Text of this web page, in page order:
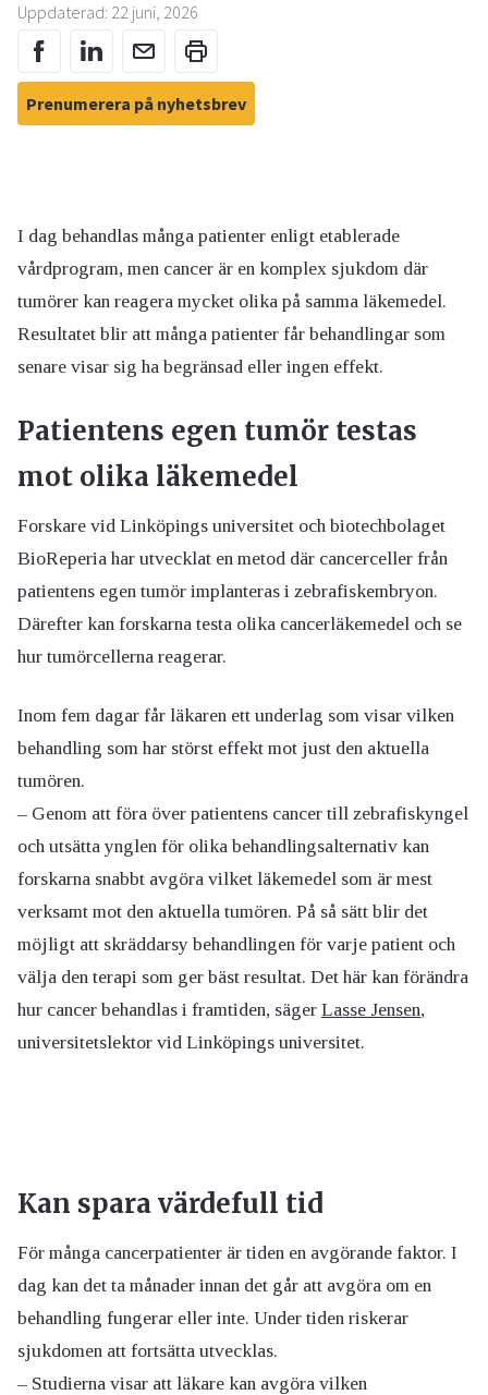
Uppdaterad: 22 juni, 2026
Prenumerera på nyhetsbrev
I dag behandlas många patienter enligt etablerade
vårdprogram, men cancer är en komplex sjukdom där
tumörer kan reagera mycket olika på samma läkemedel.
Resultatet blir att många patienter får behandlingar som
senare visar sig ha begränsad eller ingen effekt.
Patientens egen tumör testas
mot olika läkemedel
Forskare vid Linköpings universitet och biotechbolaget
BioReperia har utvecklat en metod där cancerceller från
patientens egen tumör implanteras i zebrafiskembryon.
Därefter kan forskarna testa olika cancerläkemedel och se
hur tumörcellerna reagerar.
Inom fem dagar får läkaren ett underlag som visar vilken
behandling som har störst effekt mot just den aktuella
tumören.
– Genom att föra över patientens cancer till zebrafiskyngel
och utsätta ynglen för olika behandlingsalternativ kan
forskarna snabbt avgöra vilket läkemedel som är mest
verksamt mot den aktuella tumören. På så sätt blir det
möjligt att skräddarsy behandlingen för varje patient och
välja den terapi som ger bäst resultat. Det här kan förändra
hur cancer behandlas i framtiden, säger Lasse Jensen,
universitetslektor vid Linköpings universitet.
Kan spara värdefull tid
För många cancerpatienter är tiden en avgörande faktor. I
dag kan det ta månader innan det går att avgöra om en
behandling fungerar eller inte. Under tiden riskerar
sjukdomen att fortsätta utvecklas.
– Studierna visar att läkare kan avgöra vilken